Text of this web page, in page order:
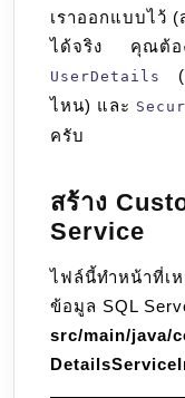
เราออกแบบไว้
ได้จริง คุณต้
UserDetails
(
ไหน) และ
ครับ
สร้าง
Service
ไฟล์นี้ทำหน้าที่เ
ข้อมูล SQL
src/main/java/